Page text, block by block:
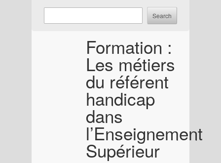
Skip
Formation :
Les métiers
du référent
handicap
dans
l’Enseignement
Supérieur
keywords